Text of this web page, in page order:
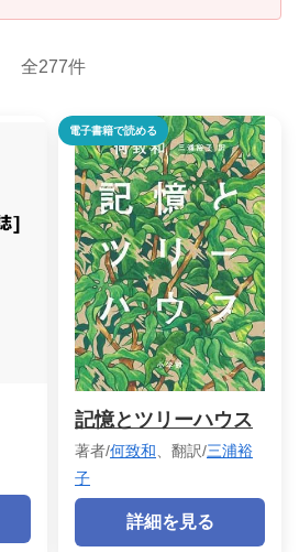
全277件
電子書籍で読める
記憶とツリーハウス
著者/何致和 、翻訳/三浦裕
子
詳細を見る